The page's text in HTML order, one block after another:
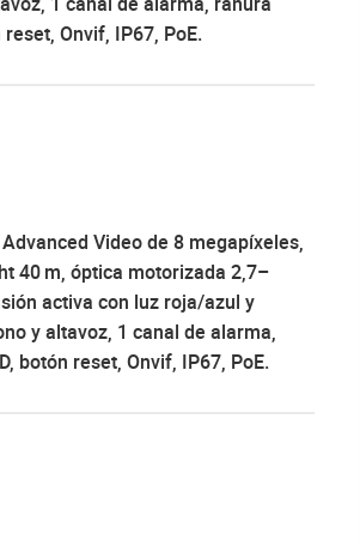
Onvif, IP67, PoE.
Video de 8 megapíxeles,
40 m, óptica motorizada 2,7–
activa con luz roja/azul y
y altavoz, 1 canal de alarma,
botón reset, Onvif, IP67, PoE.